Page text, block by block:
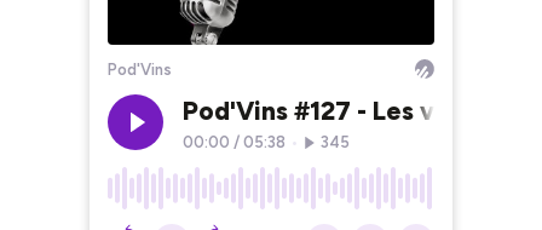
Pod'Vins
Pod'Vins #127 - Les vins de
00:00 / 05:38 345